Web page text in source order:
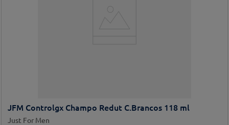
JFM Controlgx Champo Redut C.Brancos 118 ml
Just For Men